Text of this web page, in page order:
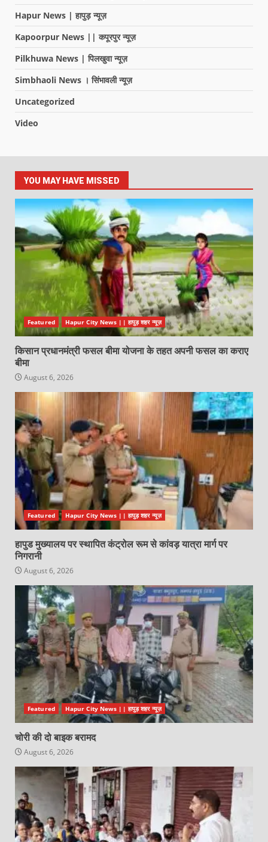
Hapur News | हापुड़ न्यूज़
Kapoorpur News || कपूरपुर न्यूज़
Pilkhuwa News | पिलखुवा न्यूज़
Simbhaoli News । सिंभावली न्यूज़
Uncategorized
Video
YOU MAY HAVE MISSED
Featured Hapur City News || हापुड़ शहर न्यूज़
किसान प्रधानमंत्री फसल बीमा योजना के तहत अपनी फसल का कराए
बीमा
August 6, 2026
Featured Hapur City News || हापुड़ शहर न्यूज़
हापुड मुख्यालय पर स्थापित कंट्रोल रूम से कांवड़ यात्रा मार्ग पर
निगरानी
August 6, 2026
Featured Hapur City News || हापुड़ शहर न्यूज़
चोरी की दो बाइक बरामद
August 6, 2026